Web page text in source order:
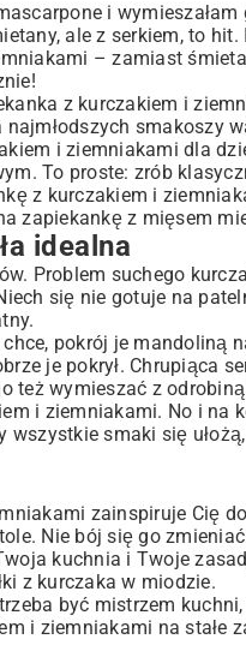
i
ale z serkiem, to hit.
– zamiast
z kurczakiem i
smakoszy
i ziemniakami dla
To proste: zrób
z kurczakiem i
zapiekankę z mięsem
idealna
Problem suchego
się nie gotuje na
pokrój je mandoliną
je pokrył. Chrupiąca
też wymieszać z
i ziemniakami. No i na
smaki się
zainspiruje Cię
Nie bój się go
kuchnia i Twoje
z kurczaka w miodzie.
być mistrzem
i ziemniakami na stałe